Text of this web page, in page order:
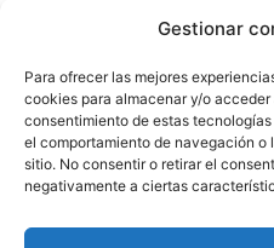
Gestionar
Para ofrecer las mejores
cookies para almacenar y/o
consentimiento de estas
el comportamiento de navegación
sitio. No consentir o retirar el
negativamente a ciertas